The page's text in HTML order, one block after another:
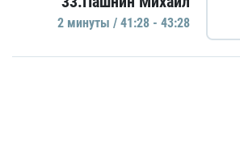
2 минуты / 41:28 - 43:28